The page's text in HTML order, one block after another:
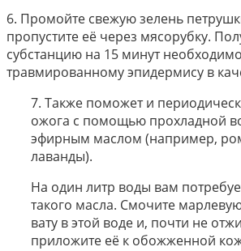
6. Промойте свежую зелень
пропустите её через мясорубку.
субстанцию на 15 минут
травмированному эпидермису в
7. Также поможет и
ожога с помощью прохладной
эфирным маслом (например,
лаванды).
На один литр воды вам
такого масла. Смочите
вату в этой воде и, почти не
приложите её к обожженной